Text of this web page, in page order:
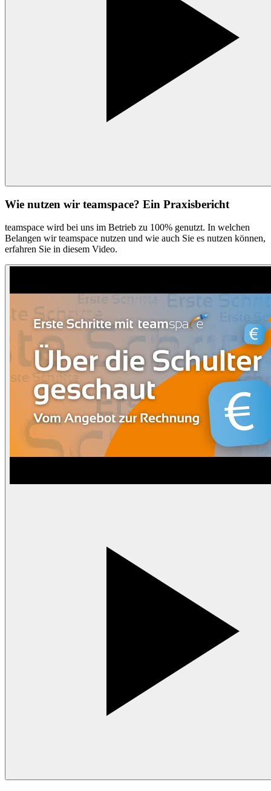
Wie nutzen wir teamspace? Ein Praxisbericht
teamspace wird bei uns im Betrieb zu 100% genutzt. In welchen
Belangen wir teamspace nutzen und wie auch Sie es nutzen können,
erfahren Sie in diesem Video.